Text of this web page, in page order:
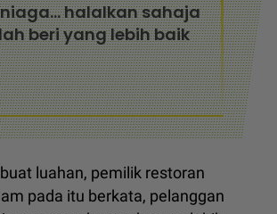
halalkan sahaja
beri yang lebih baik
luahan, pemilik restoran
pada itu berkata, pelanggan